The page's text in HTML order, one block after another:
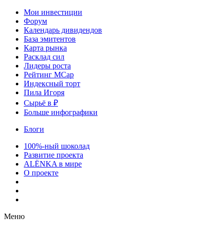
Мои инвестиции
Форум
Календарь дивидендов
База эмитентов
Карта рынка
Расклад сил
Лидеры роста
Рейтинг MCap
Индексный торт
Пила Игоря
Сырьё в ₽
Больше инфографики
Блоги
100%-ный шоколад
Развитие проекта
ALЁNKA в мире
О проекте
Меню